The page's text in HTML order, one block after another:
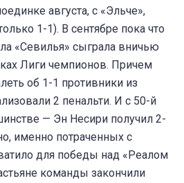
августа, с «Эльче»,
1-1). В сентябре пока что
«Севилья» сыграла вничью
Лиги чемпионов. Причем
об 1-1 противники из
2 пенальти. И с 50-й
— Эн Несири получил 2-
именно потраченных с
для победы над «Реалом
команды закончили